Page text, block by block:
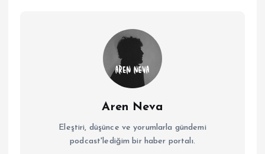
Aren Neva
Eleştiri, düşünce ve yorumlarla gündemi
podcast'lediğim bir haber portalı.